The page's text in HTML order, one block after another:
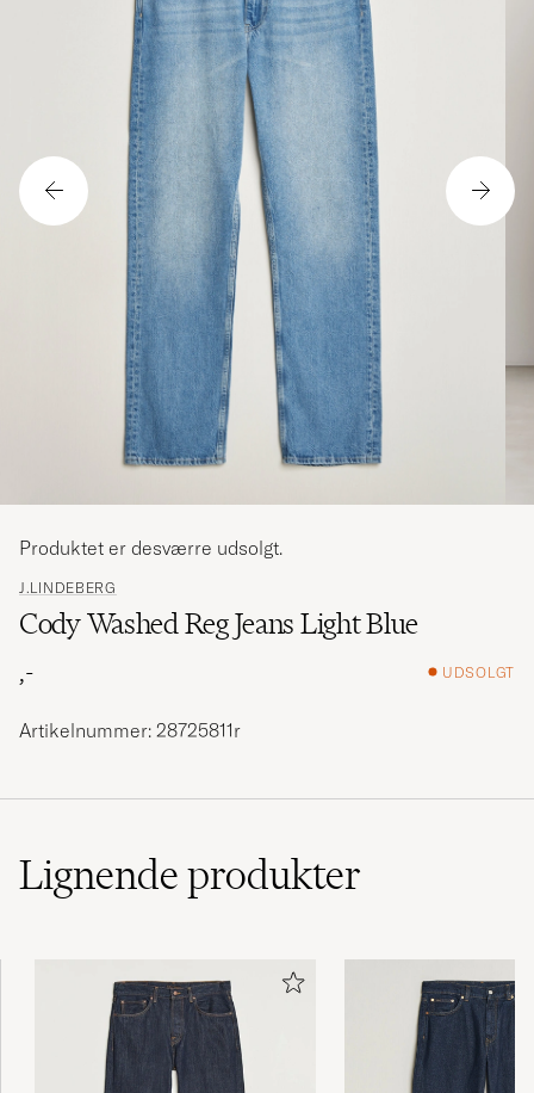
J.LINDEBERG
Cody Washed Reg Jeans Light Blue
,-
UDSOLGT
Produktet er desværre udsolgt.
Artikelnummer: 28725811r
Lignendeprodukter